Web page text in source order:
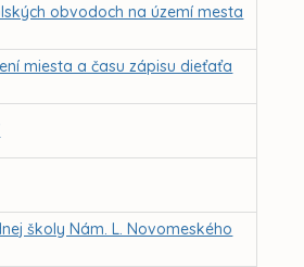
obvodoch na území mesta
miesta a času zápisu dieťaťa
školy Nám. L. Novomeského